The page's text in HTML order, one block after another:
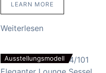
LEARN MORE
Weiterlesen
Ausstellungsmodell